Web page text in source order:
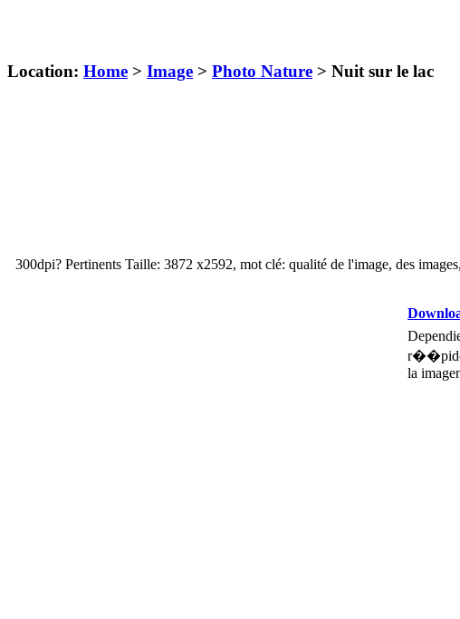
Location: Home > Image > Photo Nature > Nuit sur le lac
300dpi? Pertinents Taille: 3872 x2592, mot clé: qualité de l'image, des
r��pido
la